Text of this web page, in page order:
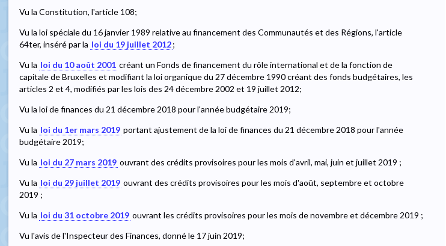
Vu la Constitution, l'article 108;
Vu la loi spéciale du 16 janvier 1989 relative au financement des Communautés et des Régions, l'article
64ter, inséré par la loi du 19 juillet 2012;
Vu la loi du 10 août 2001 créant un Fonds de financement du rôle international et de la fonction de
capitale de Bruxelles et modifiant la loi organique du 27 décembre 1990 créant des fonds budgétaires, les
articles 2 et 4, modifiés par les lois des 24 décembre 2002 et 19 juillet 2012;
Vu la loi de finances du 21 décembre 2018 pour l'année budgétaire 2019;
Vu la loi du 1er mars 2019 portant ajustement de la loi de finances du 21 décembre 2018 pour l'année
budgétaire 2019;
Vu la loi du 27 mars 2019 ouvrant des crédits provisoires pour les mois d'avril, mai, juin et juillet 2019 ;
Vu la loi du 29 juillet 2019 ouvrant des crédits provisoires pour les mois d'août, septembre et octobre
2019 ;
Vu la loi du 31 octobre 2019 ouvrant les crédits provisoires pour les mois de novembre et décembre 2019 ;
Vu l'avis de l'Inspecteur des Finances, donné le 17 juin 2019;